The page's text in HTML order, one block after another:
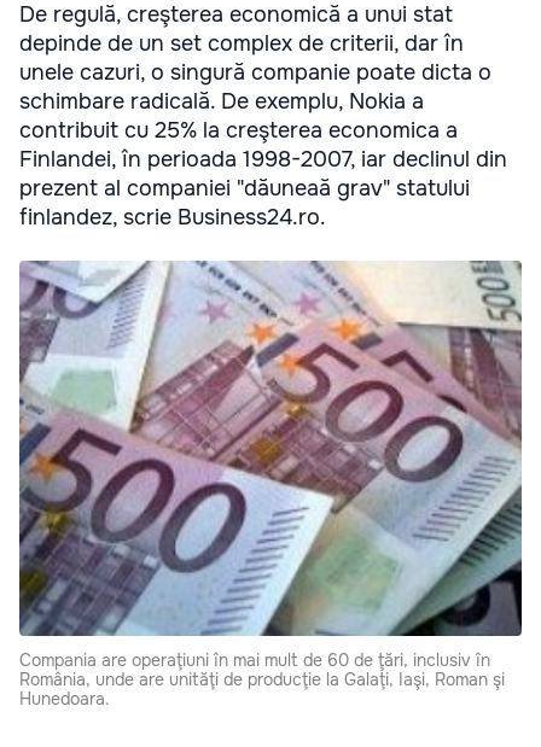
De regulă, creşterea economică a unui stat
depinde de un set complex de criterii, dar în
unele cazuri, o singură companie poate dicta o
schimbare radicală. De exemplu, Nokia a
contribuit cu 25% la creşterea economica a
Finlandei, în perioada 1998-2007, iar declinul din
prezent al companiei "dăuneaă grav" statului
finlandez, scrie Business24.ro.
Compania are operaţiuni în mai mult de 60 de ţări, inclusiv în
România, unde are unităţi de producţie la Galaţi, Iaşi, Roman şi
Hunedoara.